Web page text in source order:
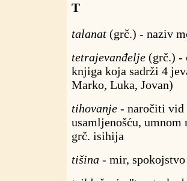
T
talanat (grč.) - naziv
tetrajevanđelje (grč.) -
knjiga koja sadrži 4
Marko, Luka, Jovan)
tihovanje - naročiti vid
usamljenošću,
grč. isihija
tišina - mir, spokojstvo